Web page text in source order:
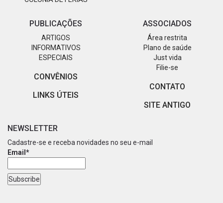
PUBLICAÇÕES
ARTIGOS
INFORMATIVOS
ESPECIAIS
CONVÊNIOS
LINKS ÚTEIS
ASSOCIADOS
Área restrita
Plano de saúde
Just vida
Filie-se
CONTATO
SITE ANTIGO
NEWSLETTER
Cadastre-se e receba novidades no seu e-mail
Email*